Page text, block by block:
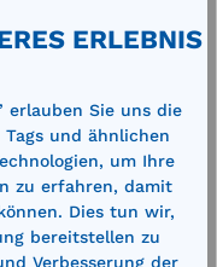
ERLEBNIS
erlauben Sie uns die
Tags und ähnlichen
um Ihre
zu erfahren, damit
Dies tun wir,
bereitstellen zu
Verbesserung der